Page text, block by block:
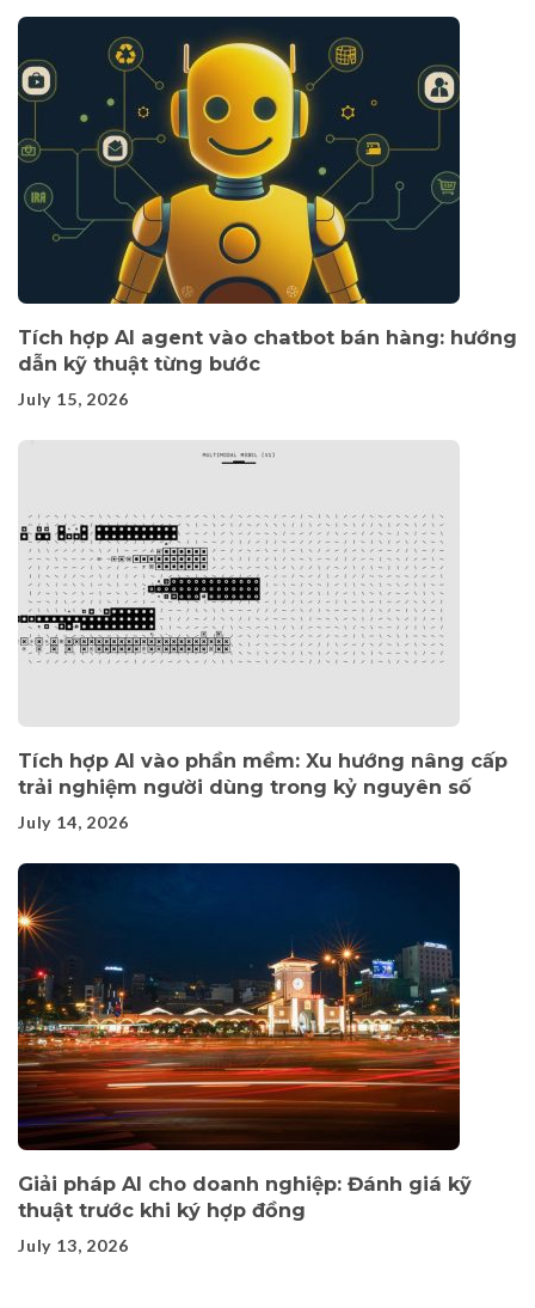
Tích hợp AI agent vào chatbot bán hàng: hướng
dẫn kỹ thuật từng bước
July 15, 2026
Tích hợp AI vào phần mềm: Xu hướng nâng cấp
trải nghiệm người dùng trong kỷ nguyên số
July 14, 2026
Giải pháp AI cho doanh nghiệp: Đánh giá kỹ
thuật trước khi ký hợp đồng
July 13, 2026